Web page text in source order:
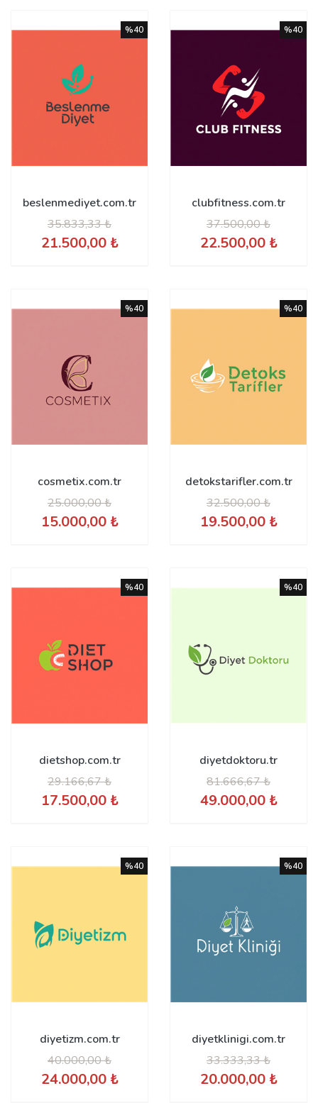
beslenmediyet.com.tr
35.833,33 ₺
21.500,00 ₺
%40
clubfitness.com.tr
37.500,00 ₺
22.500,00 ₺
%40
cosmetix.com.tr
25.000,00 ₺
15.000,00 ₺
%40
detokstarifler.com.tr
32.500,00 ₺
19.500,00 ₺
%40
dietshop.com.tr
29.166,67 ₺
17.500,00 ₺
%40
diyetdoktoru.tr
81.666,67 ₺
49.000,00 ₺
%40
diyetizm.com.tr
40.000,00 ₺
24.000,00 ₺
%40
diyetklinigi.com.tr
33.333,33 ₺
20.000,00 ₺
%40